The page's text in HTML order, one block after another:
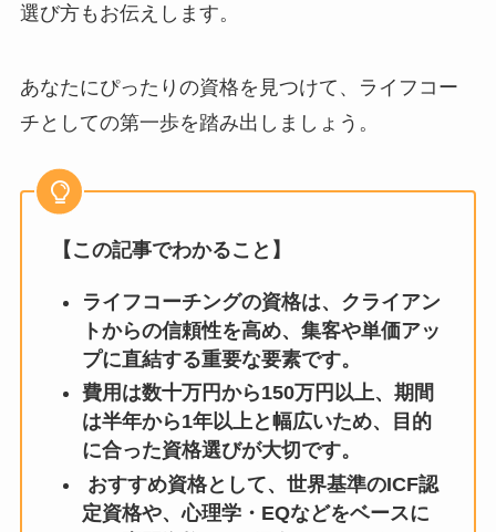
選び方もお伝えします。
あなたにぴったりの資格を見つけて、ライフコー
チとしての第一歩を踏み出しましょう。
【この記事でわかること】
ライフコーチングの資格は、クライアン
トからの信頼性を高め、集客や単価アッ
プに直結する重要な要素です。
費用は数十万円から150万円以上、期間
は半年から1年以上と幅広いため、目的
に合った資格選びが大切です。
おすすめ資格として、世界基準のICF認
定資格や、心理学・EQなどをベースに